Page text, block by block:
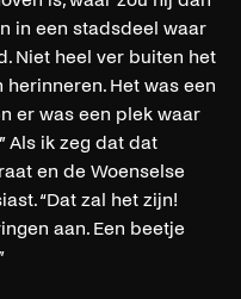
in een stadsdeel waar
Niet heel ver buiten het
Het was een
er was een plek waar
Als ik zeg dat dat
en de Woenselse
“Dat zal het zijn!
aan. Een beetje